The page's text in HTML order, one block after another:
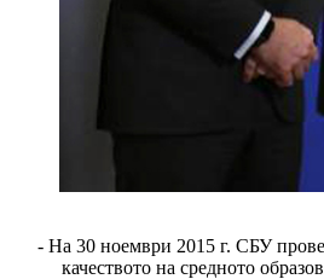
- На 30 ноември 2015 г. СБУ
качеството на средното